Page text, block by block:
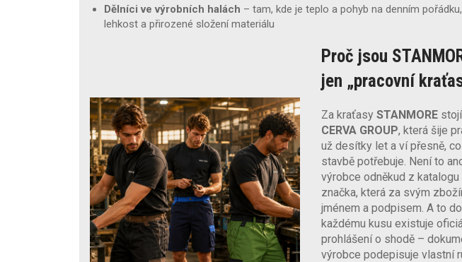
Dělníci ve výrobních halách – tam, kde je teplo a pohyb na denním
lehkost a přirozené složení materiálu
Proč jsou
jen „pracovní
Za kraťasy STANMORE
CERVA GROUP, která šije
už desítky let a ví přesně,
stavbě potřebuje. Není to
výrobce odněkud z katalogu
značka, která za svým
jménem a podpisem. A to
každému kusu existuje
prohlášení o shodě –
výrobce podepisuje vlastní